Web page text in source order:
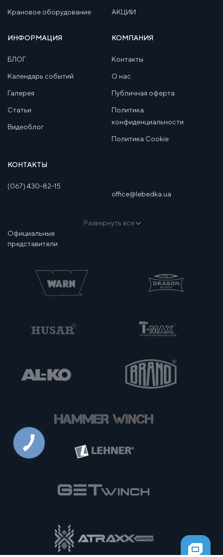
Крановое оборудование АКЦИИ
ИНФОРМАЦИЯ
БЛОГ
Календарь событий
Галерея
Статьи
Видеоблог
КОМПАНИЯ
Контакты
О нас
Публичная оферта
Политика
конфиденциальности
Политика Cookie
КОНТАКТЫ
(067) 430-82-15
office@lebedka.ua
Развернуть все
Официальные
представители